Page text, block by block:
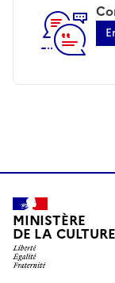
MINISTÈRE
DE LA CULTURE